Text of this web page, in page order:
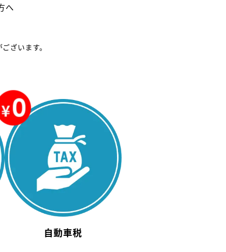
へ
ざいます。
自動車税